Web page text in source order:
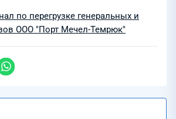
по перегрузке генеральных и
ООО "Порт Мечел-Темрюк"